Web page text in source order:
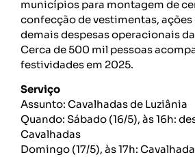
municípios para montagem de
confecção de vestimentas, ações
demais despesas operacionais
Cerca de 500 mil pessoas
festividades em 2025.
Serviço
Assunto: Cavalhadas de Luziânia
Quando: Sábado (16/5), às 16h:
Cavalhadas
Domingo (17/5), às 17h: